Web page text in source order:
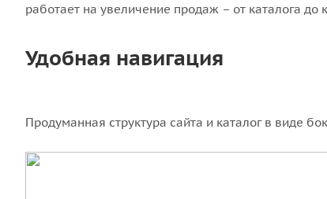
работает на увеличение продаж – от каталога до
Удобная навигация
Продуманная структура сайта и каталог в виде